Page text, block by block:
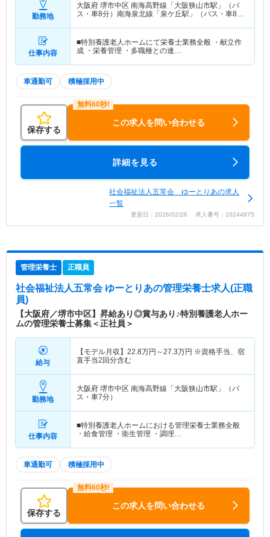
勤務地
大阪府 堺市中区 南海高野線「大阪狭山市駅」（バ
ス・車8分）南海泉北線「泉ケ丘駅」（バス・車8
仕事内容
■特別養護老人ホームにて栄養士業務全般 ・献立作
成 ・栄養管理 ・多職種との連…
車通勤可 積極採用中
保存する
この求人を問い合わせる
詳細を見る
社会福祉法人五常会 ゆーとりあの求人
一覧
更新日：2026/02/26 求人番号：10244975
管理栄養士 正職員
社会福祉法人五常会 ゆーとりあの管理栄養士求人(正職
員)
【大阪府／堺市中区】昇給あり◎賞与あり♪特別養護老人ホー
ムの管理栄養士募集＜正社員＞
給与
【モデル月収】 22.8万円～27.3万円 ※資格手当、宿
直手当2回分含む
勤務地
大阪府 堺市中区 南海高野線「大阪狭山市駅」（バ
ス・車7分）
仕事内容
■特別養護老人ホームにおける管理栄養士業務全般
・給食管理 ・衛生管理 ・調理…
車通勤可 積極採用中
保存する
この求人を問い合わせる